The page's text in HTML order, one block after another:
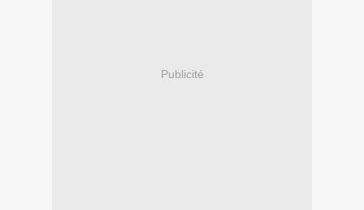
Publicité